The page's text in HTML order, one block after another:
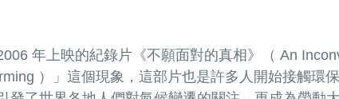
年上映的紀錄片《不願面對的真相》（ An
）」這個現象，這部片也是許多人開始接觸環